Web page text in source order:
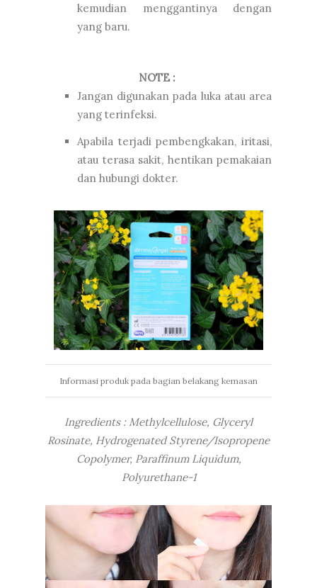
kemudian menggantinya dengan
yang baru.
NOTE :
Jangan digunakan pada luka atau area
yang terinfeksi.
Apabila terjadi pembengkakan, iritasi,
atau terasa sakit, hentikan pemakaian
dan hubungi dokter.
Informasi produk pada bagian belakang kemasan
Ingredients : Methylcellulose, Glyceryl
Rosinate, Hydrogenated Styrene/Isopropene
Copolymer, Paraffinum Liquidum,
Polyurethane-1